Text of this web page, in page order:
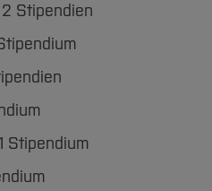
Stipendien
Stipendium